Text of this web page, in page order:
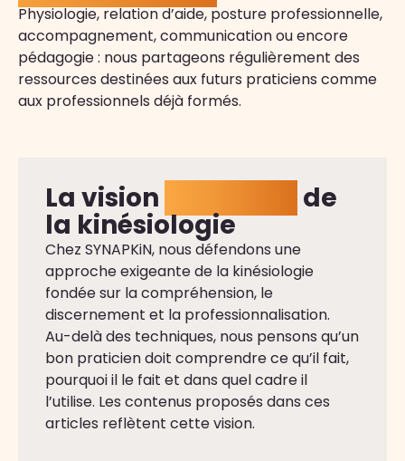
Physiologie, relation d’aide, posture professionnelle,
accompagnement, communication ou encore
pédagogie : nous partageons régulièrement des
ressources destinées aux futurs praticiens comme
aux professionnels déjà formés.
La vision de
la kinésiologie
Chez SYNAPKiN, nous défendons une
approche exigeante de la kinésiologie
fondée sur la compréhension, le
discernement et la professionnalisation.
Au-delà des techniques, nous pensons qu’un
bon praticien doit comprendre ce qu’il fait,
pourquoi il le fait et dans quel cadre il
l’utilise. Les contenus proposés dans ces
articles reflètent cette vision.